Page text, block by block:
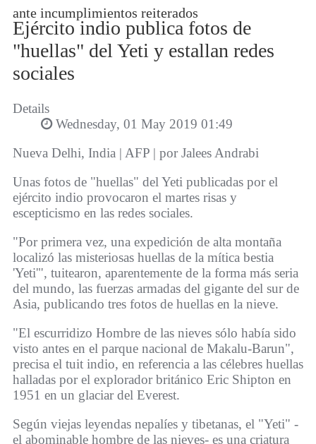
ante incumplimientos reiterados
Ejército indio publica fotos de
"huellas" del Yeti y estallan redes
sociales
Details
Wednesday, 01 May 2019 01:49
Nueva Delhi, India | AFP | por Jalees Andrabi
Unas fotos de "huellas" del Yeti publicadas por el
ejército indio provocaron el martes risas y
escepticismo en las redes sociales.
"Por primera vez, una expedición de alta montaña
localizó las misteriosas huellas de la mítica bestia
'Yeti'", tuitearon, aparentemente de la forma más seria
del mundo, las fuerzas armadas del gigante del sur de
Asia, publicando tres fotos de huellas en la nieve.
"El escurridizo Hombre de las nieves sólo había sido
visto antes en el parque nacional de Makalu-Barun",
precisa el tuit indio, en referencia a las célebres huellas
halladas por el explorador británico Eric Shipton en
1951 en un glaciar del Everest.
Según viejas leyendas nepalíes y tibetanas, el "Yeti" -
el abominable hombre de las nieves- es una criatura